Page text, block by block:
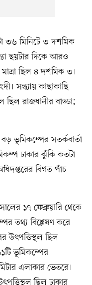
৩৬ মিনিটে ৩ দশমিক
ছয়টার দিকে আরও
ছিল ৪ দশমিক ৩।
সন্ধ্যায় কাছাকাছি
রাজধানীর বাড্ডা;
ভূমিকম্পের সতর্কবার্তা
ঢাকার ঝুঁকি কতটা
বিগত পাঁচ
১৭ ফেব্রুয়ারি থেকে
তথ্য বিশ্লেষণ করে
উৎপত্তিস্থল ছিল
ভূমিকম্পের
এলাকার ভেতরে।